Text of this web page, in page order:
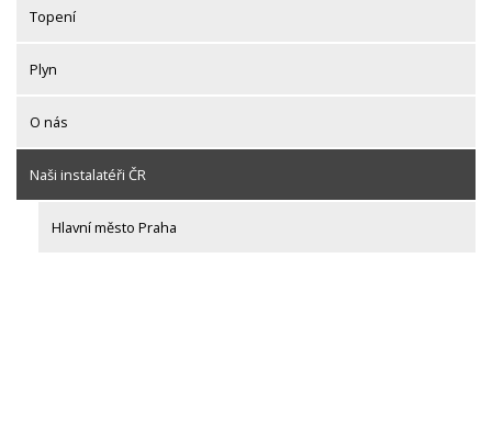
Topení
Plyn
O nás
Naši instalatéři ČR
Hlavní město Praha